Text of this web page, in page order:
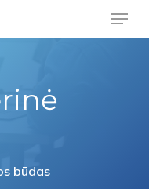
Menu
būdas